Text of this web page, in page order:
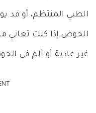
الطبي المنتظم، أو
الحوض إذا كنت تعاني
غير عادية أو ألم في